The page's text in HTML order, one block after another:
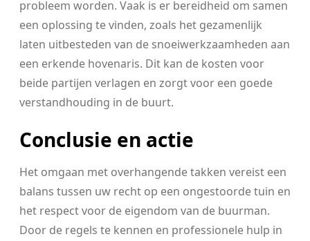
probleem worden. Vaak is er bereidheid om samen
een oplossing te vinden, zoals het gezamenlijk
laten uitbesteden van de snoeiwerkzaamheden aan
een erkende hovenaris. Dit kan de kosten voor
beide partijen verlagen en zorgt voor een goede
verstandhouding in de buurt.
Conclusie en actie
Het omgaan met overhangende takken vereist een
balans tussen uw recht op een ongestoorde tuin en
het respect voor de eigendom van de buurman.
Door de regels te kennen en professionele hulp in